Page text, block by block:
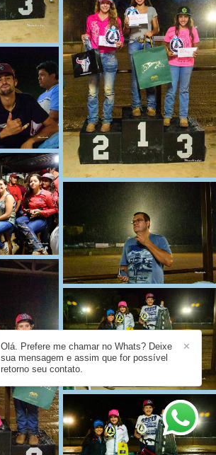
✕
Olá. Prefere me chamar no Whats? Deixe
sua mensagem e assim que for possível
retorno seu contato.